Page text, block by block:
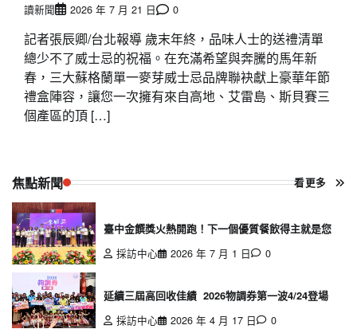
讀新聞 2026 年 7 月 21 日 0
記者張辰卿/台北報導 歲末年終，品味人士的送禮清單
總少不了威士忌的祝福。在充滿希望與奔騰的馬年新
春，三大蘇格蘭單一麥芽威士忌品牌聯袂獻上豪華年節
禮盒陣容，讓您一次擁有來自高地、艾雷島、斯貝賽三
個產區的頂 […]
焦點新聞 看更多
臺中金饌獎火熱開跑！下一個優質餐飲得主就是您
採訪中心
2026 年 7 月 1 日 0
延續三屆高回收佳績 2026物調券第一波4/24登場
採訪中心
2026 年 4 月 17 日 0